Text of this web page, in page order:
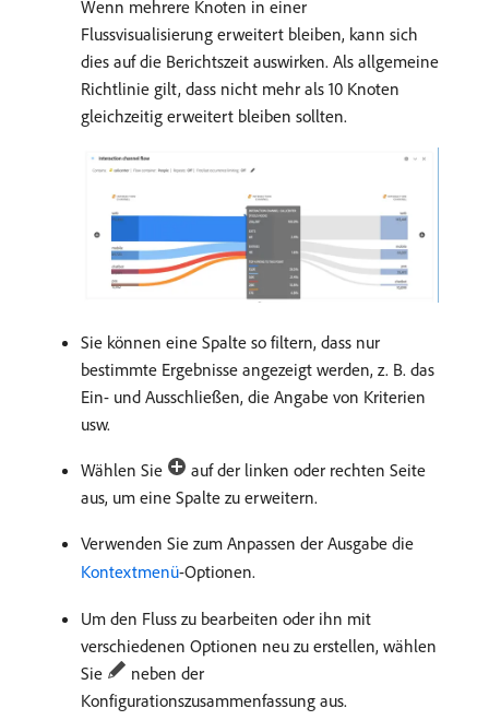
Wenn mehrere Knoten in einer
Flussvisualisierung erweitert bleiben, kann sich
dies auf die Berichtszeit auswirken. Als allgemeine
Richtlinie gilt, dass nicht mehr als 10 Knoten
gleichzeitig erweitert bleiben sollten.
Sie können eine Spalte so filtern, dass nur
bestimmte Ergebnisse angezeigt werden, z. B. das
Ein- und Ausschließen, die Angabe von Kriterien
usw.
Wählen Sie
auf der linken oder rechten Seite
aus, um eine Spalte zu erweitern.
Verwenden Sie zum Anpassen der Ausgabe die
Kontextmenü-Optionen.
Um den Fluss zu bearbeiten oder ihn mit
verschiedenen Optionen neu zu erstellen, wählen
Sie
neben der
Konfigurationszusammenfassung aus.